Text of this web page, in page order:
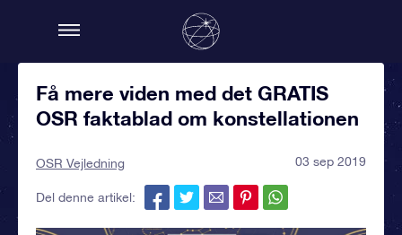
Få mere viden med det GRATIS
OSR faktablad om konstellationen
OSR Vejledning 03 sep 2019
Del denne artikel: